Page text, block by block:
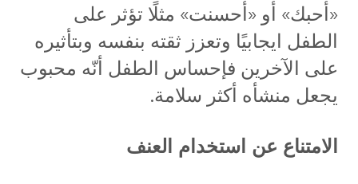
«أحبك» أو «أحسنت» مثلًا تؤثر على
الطفل ايجابيًا وتعزز ثقته بنفسه وبتأثيره
على الآخرين فإحساس الطفل أنّه محبوب
يجعل منشأه أكثر سلامة.
الامتناع عن استخدام العنف